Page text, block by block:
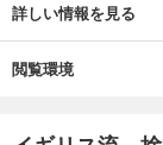
詳しい情報を見る
閲覧環境